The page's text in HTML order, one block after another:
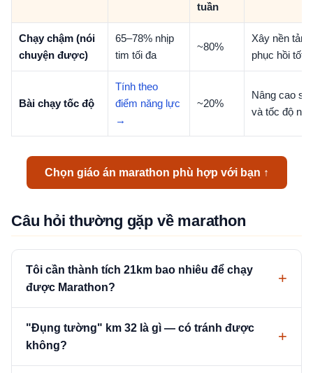
tuần
Chạy chậm (nói
chuyện được)
65–78% nhịp
tim tối đa
~80%
Xây nền
phục hồi tốt
Bài chạy tốc độ
Tính theo
điểm năng lực
→
~20%
Nâng cao
và tốc độ
Chọn giáo án marathon phù hợp với bạn ↑
Câu hỏi thường gặp về marathon
Tôi cần thành tích 21km bao nhiêu để chạy
được Marathon?
"Đụng tường" km 32 là gì — có tránh được
không?